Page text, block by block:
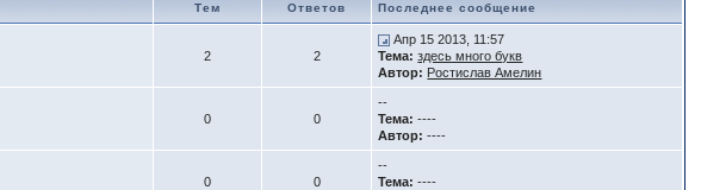
Тем Ответов Последнее сообщение
2 2
Апр 15 2013, 11:57
Тема: здесь много букв
Автор: Ростислав Амелин
0 0
--
Тема: ----
Автор: ----
0 0
--
Тема: ----